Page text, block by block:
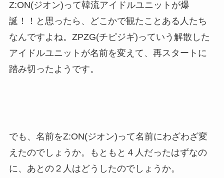
Z:ON(ジオン)って韓流アイドルユニットが爆
誕！！と思ったら、どこかで観たことある人たち
なんですよね。ZPZG(チピジギ)っていう解散した
アイドルユニットが名前を変えて、再スタートに
踏み切ったようです。
でも、名前をZ:ON(ジオン)って名前にわざわざ変
えたのでしょうか。もともと４人だったはずなの
に、あとの２人はどうしたのでしょうか。